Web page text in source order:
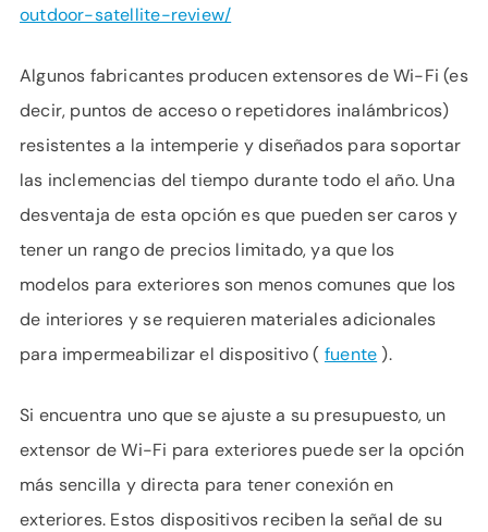
outdoor-satellite-review/
Algunos fabricantes producen extensores de Wi-Fi (es
decir, puntos de acceso o repetidores inalámbricos)
resistentes a la intemperie y diseñados para soportar
las inclemencias del tiempo durante todo el año. Una
desventaja de esta opción es que pueden ser caros y
tener un rango de precios limitado, ya que los
modelos para exteriores son menos comunes que los
de interiores y se requieren materiales adicionales
para impermeabilizar el dispositivo ( fuente).
Si encuentra uno que se ajuste a su presupuesto, un
extensor de Wi-Fi para exteriores puede ser la opción
más sencilla y directa para tener conexión en
exteriores. Estos dispositivos reciben la señal de su